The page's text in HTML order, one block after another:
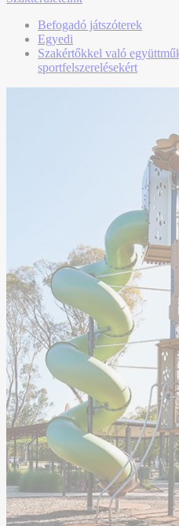
Befogadó játszóterek
Egyedi
Szakértőkkel való
sportfelszerelésekért